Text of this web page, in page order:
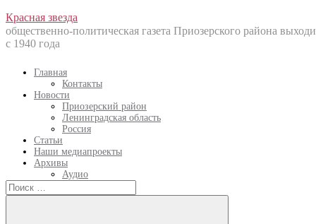
Перейти
к
содержанию
Красная звезда
общественно-политическая газета Приозерского района
с 1940 года
Главная
Контакты
Новости
Приозерский район
Ленинградская область
Россия
Статьи
Наши медиапроекты
Архивы
Аудио
Искать: